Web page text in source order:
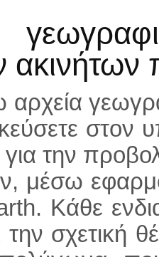
στον
για την
μέσω
Κάθε
σχετική